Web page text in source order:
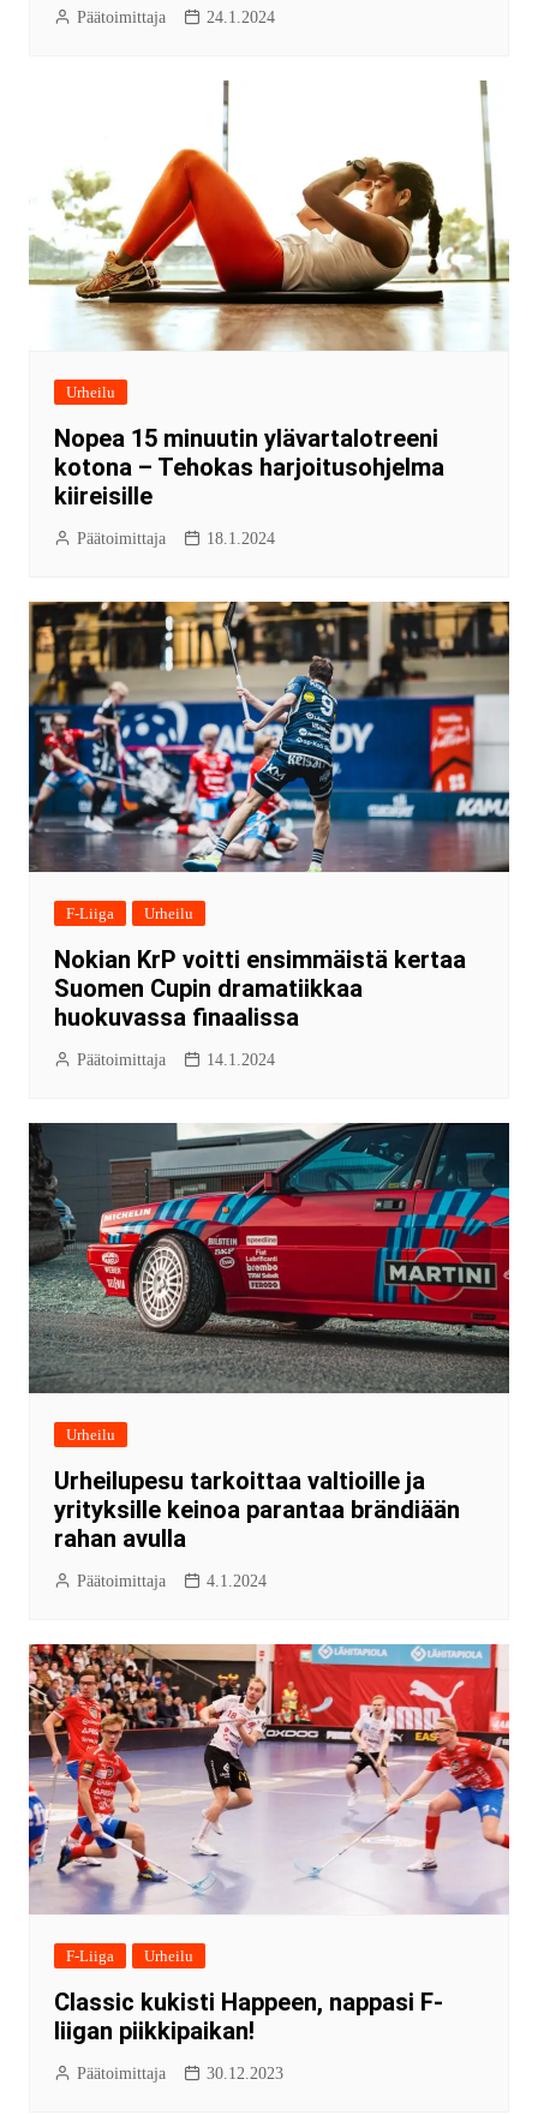
Päätoimittaja 24.1.2024
Urheilu
Nopea 15 minuutin ylävartalotreeni
kotona – Tehokas harjoitusohjelma
kiireisille
Päätoimittaja 18.1.2024
F-Liiga Urheilu
Nokian KrP voitti ensimmäistä kertaa
Suomen Cupin dramatiikkaa
huokuvassa finaalissa
Päätoimittaja 14.1.2024
Urheilu
Urheilupesu tarkoittaa valtioille ja
yrityksille keinoa parantaa brändiään
rahan avulla
Päätoimittaja 4.1.2024
F-Liiga Urheilu
Classic kukisti Happeen, nappasi F-
liigan piikkipaikan!
Päätoimittaja 30.12.2023